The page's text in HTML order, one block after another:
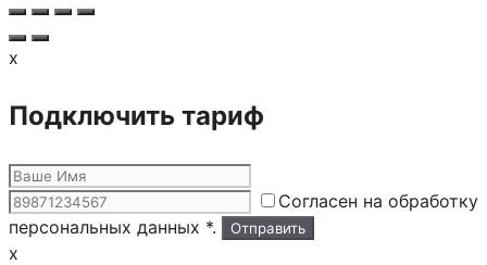
x
Подключить тариф
Согласен на обработку
персональных данных *.
x